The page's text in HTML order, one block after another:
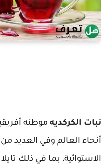
نبات الكركديه موطنه
أنحاء العالم وفي العديد
الاستوائية، بما في ذلك